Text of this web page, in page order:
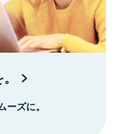
ズに。